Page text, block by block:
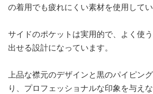
の着用でも疲れにくい素材を使用してい
サイドのポケットは実用的で、よく使
出せる設計になっています。
上品な襟元のデザインと黒のパイピン
り、プロフェッショナルな印象を与え